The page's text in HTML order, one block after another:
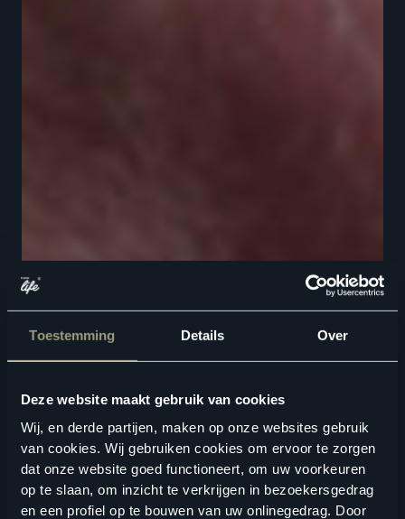
Toestemming Details Over
Deze website maakt gebruik van cookies
Wij, en derde partijen, maken op onze websites gebruik
van cookies. Wij gebruiken cookies om ervoor te zorgen
dat onze website goed functioneert, om uw voorkeuren
op te slaan, om inzicht te verkrijgen in bezoekersgedrag
en een profiel op te bouwen van uw onlinegedrag. Door